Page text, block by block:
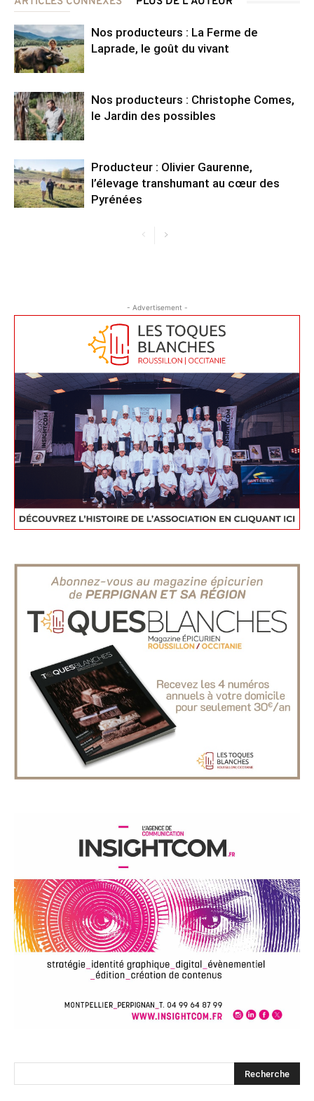
Nos producteurs : La Ferme de
Laprade, le goût du vivant
Nos producteurs : Christophe Comes,
le Jardin des possibles
Producteur : Olivier Gaurenne,
l’élevage transhumant au cœur des
Pyrénées
- Advertisement -